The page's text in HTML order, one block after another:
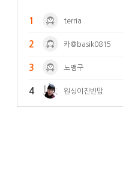
1 terria
2 카@basik0815
3 노맹구
4 원싱이진빈맘